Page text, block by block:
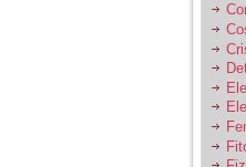
Am
Am